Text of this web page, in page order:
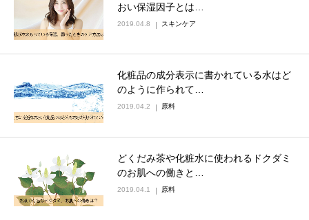
おい保湿因子とは…
2019.04.8 スキンケア
化粧品の成分表示に書かれている水はど
のように作られて…
2019.04.2 原料
どくだみ茶や化粧水に使われるドクダミ
のお肌への働きと…
2019.04.1 原料